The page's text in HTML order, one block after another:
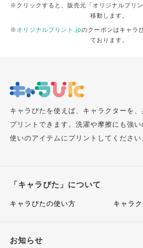
※クリックすると、販売元「オリジナルプリ
移動します。
※ オリジナルプリント.jpのクーポンはキャラ
ております。
キャラぴたを使えば、キャラクターを
プリントできます。洗濯や摩擦にも強
使いのアイテムにプリントしてください
「キャラぴた」について
キャラぴたの使い方 キャラ
お知らせ